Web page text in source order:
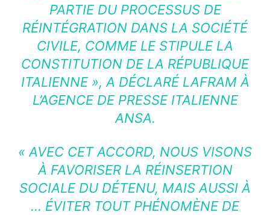
PARTIE DU PROCESSUS DE
RÉINTÉGRATION DANS LA SOCIÉTÉ
CIVILE, COMME LE STIPULE LA
CONSTITUTION DE LA RÉPUBLIQUE
ITALIENNE », A DÉCLARÉ LAFRAM À
L’AGENCE DE PRESSE ITALIENNE
ANSA.
« AVEC CET ACCORD, NOUS VISONS
À FAVORISER LA RÉINSERTION
SOCIALE DU DÉTENU, MAIS AUSSI À
… ÉVITER TOUT PHÉNOMÈNE DE